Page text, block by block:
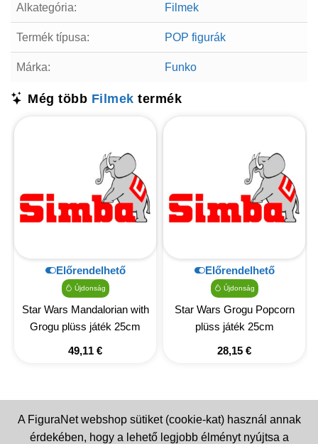
Alkategória: Filmek
Termék típusa: POP figurák
Márka: Funko
Még több Filmek termék
Előrendelhető
Újdonság
Star Wars Mandalorian with
Grogu plüss játék 25cm
49,11 €
Előrendelhető
Újdonság
Star Wars Grogu Popcorn
plüss játék 25cm
28,15 €
A FiguraNet webshop sütiket (cookie-kat) használ annak
érdekében, hogy a lehető legjobb élményt nyújtsa a